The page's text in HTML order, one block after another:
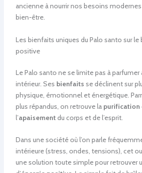
ancienne à nourrir nos besoins modernes
bien-être.
Les bienfaits uniques du Palo santo sur le
positive
Le Palo santo ne se limite pas à parfumer
intérieur. Ses bienfaits se déclinent sur
physique, émotionnel et énergétique.
plus répandus, on retrouve la purification
l’apaisementdu corps et de l’esprit.
Dans une société où l’on parle
intérieure (stress, ondes, tensions), cet
une solution toute simple pour retrouver